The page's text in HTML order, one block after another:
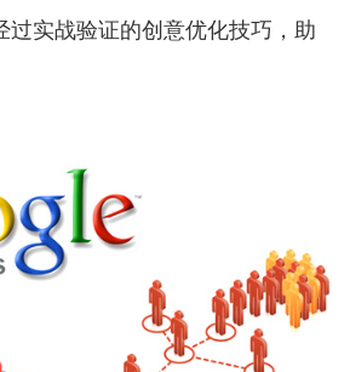
过实战验证的创意优化技巧，助